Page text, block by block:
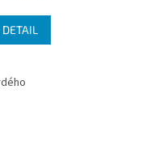
DETAIL